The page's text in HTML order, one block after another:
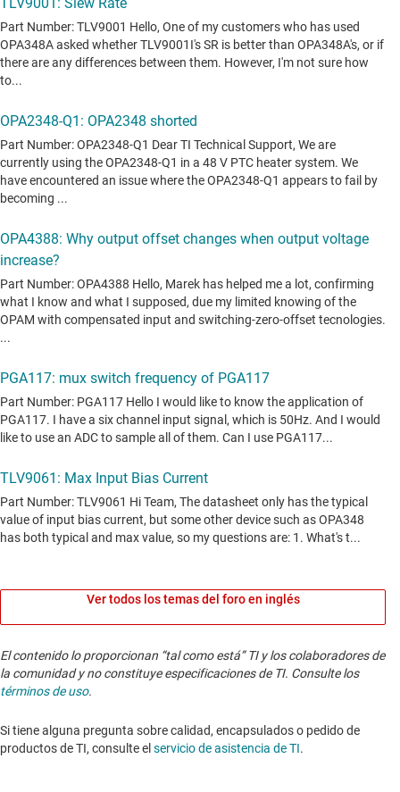
Ver todos los temas del foro en inglés
El contenido lo proporcionan “tal como está” TI y los colaboradores de
la comunidad y no constituye especificaciones de TI. Consulte los
términos de uso.
Si tiene alguna pregunta sobre calidad, encapsulados o pedido de
productos de TI, consulte el servicio de asistencia de TI. ​​​​​​​​​​​​​​